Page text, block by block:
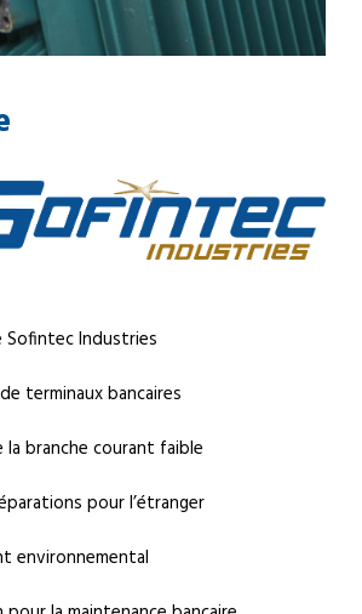
Sofintec Industries
terminaux bancaires
la branche courant faible
pour l’étranger
environnemental